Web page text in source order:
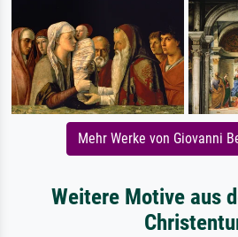
Mehr Werke von Giovanni
Weitere Motive aus